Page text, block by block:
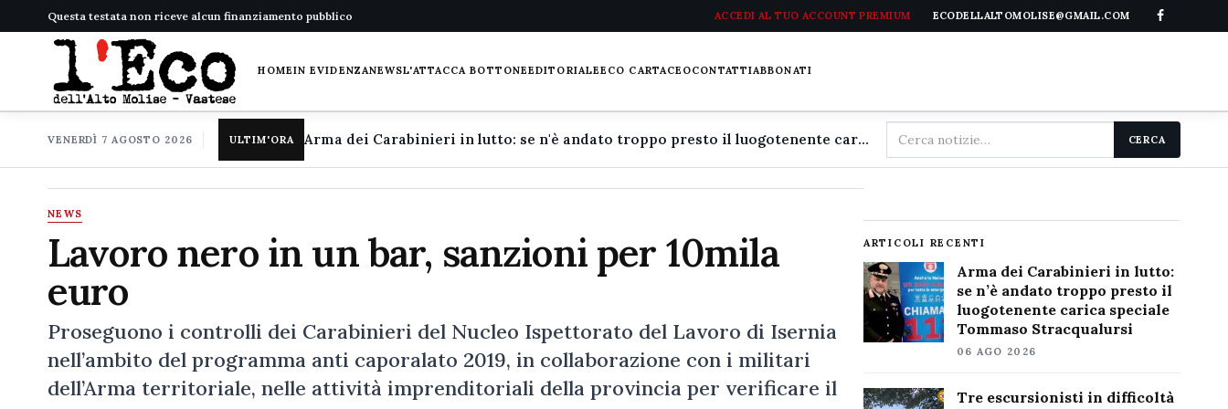
Questa testata non riceve alcun finanziamento pubblico ACCEDI AL TUO ACCOUNT PREMIUM ECODELLALTOMOLISE@GMAIL.COM
HOMEIN EVIDENZANEWSL'ATTACCA BOTTONEEDITORIALEECO CARTACEOCONTATTIABBONATI
VENERDÌ 7 AGOSTO 2026 ULTIM'ORA Arma dei Carabinieri in lutto: se n'è andato troppo presto il luogotenente carica speciale Tommaso Stracqualursi
Cerca
nel
CERCA
NEWS
Lavoro nero in un bar, sanzioni per 10mila
euro
Proseguono i controlli dei Carabinieri del Nucleo Ispettorato del Lavoro di Isernia
nell’ambito del programma anti caporalato 2019, in collaborazione con i militari
dell’Arma territoriale, nelle attività imprenditoriali della provincia per verificare il
ARTICOLI RECENTI
Arma dei Carabinieri in lutto:
se n’è andato troppo presto il
luogotenente carica speciale
Tommaso Stracqualursi
06 AGO 2026
Tre escursionisti in difficoltà